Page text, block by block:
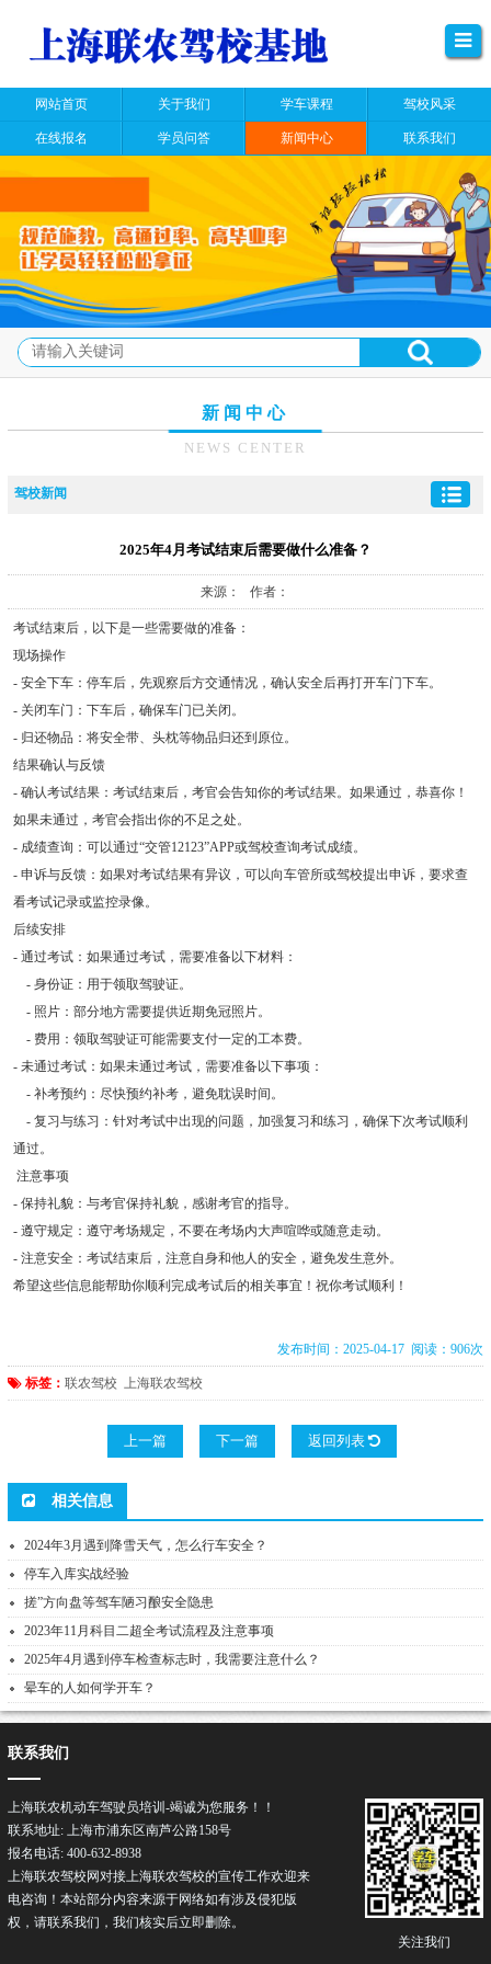
网站首页 关于我们 学车课程 驾校风采
在线报名 学员问答 新闻中心 联系我们
新闻中心
NEWS CENTER
驾校新闻
2025年4月考试结束后需要做什么准备？
来源： 作者：
考试结束后，以下是一些需要做的准备：
现场操作
- 安全下车：停车后，先观察后方交通情况，确认安全后再打开车门下车。
- 关闭车门：下车后，确保车门已关闭。
- 归还物品：将安全带、头枕等物品归还到原位。
结果确认与反馈
- 确认考试结果：考试结束后，考官会告知你的考试结果。如果通过，恭喜你！
如果未通过，考官会指出你的不足之处。
- 成绩查询：可以通过“交管12123”APP或驾校查询考试成绩。
- 申诉与反馈：如果对考试结果有异议，可以向车管所或驾校提出申诉，要求查
看考试记录或监控录像。
后续安排
- 通过考试：如果通过考试，需要准备以下材料：
- 身份证：用于领取驾驶证。
- 照片：部分地方需要提供近期免冠照片。
- 费用：领取驾驶证可能需要支付一定的工本费。
- 未通过考试：如果未通过考试，需要准备以下事项：
- 补考预约：尽快预约补考，避免耽误时间。
- 复习与练习：针对考试中出现的问题，加强复习和练习，确保下次考试顺利
通过。
注意事项
- 保持礼貌：与考官保持礼貌，感谢考官的指导。
- 遵守规定：遵守考场规定，不要在考场内大声喧哗或随意走动。
- 注意安全：考试结束后，注意自身和他人的安全，避免发生意外。
希望这些信息能帮助你顺利完成考试后的相关事宜！祝你考试顺利！
发布时间：2025-04-17 阅读：906次
标签： 联农驾校 上海联农驾校
上一篇 下一篇 返回列表
相关信息
2024年3月遇到降雪天气，怎么行车安全？
停车入库实战经验
搓”方向盘等驾车陋习酿安全隐患
2023年11月科目二超全考试流程及注意事项
2025年4月遇到停车检查标志时，我需要注意什么？
晕车的人如何学开车？
关注我们
联系我们
上海联农机动车驾驶员培训-竭诚为您服务！！
联系地址: 上海市浦东区南芦公路158号
报名电话: 400-632-8938
上海联农驾校网对接上海联农驾校的宣传工作欢迎来
电咨询！本站部分内容来源于网络如有涉及侵犯版
权，请联系我们，我们核实后立即删除。